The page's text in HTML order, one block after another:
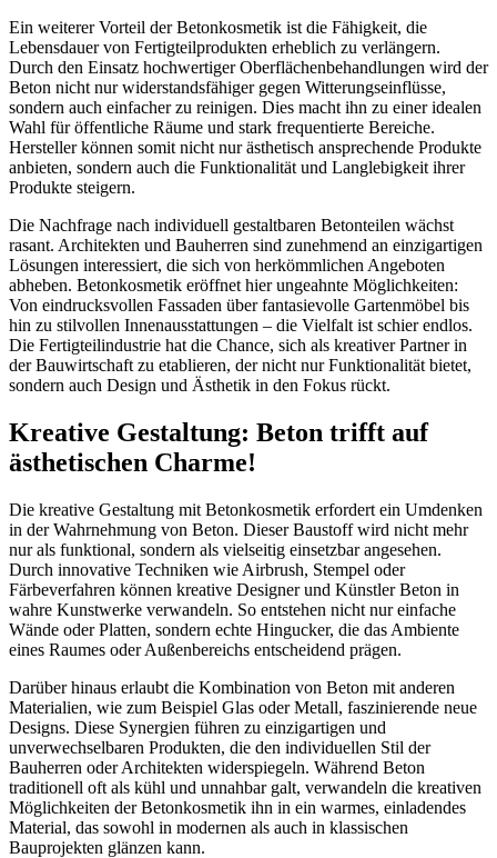
Ein weiterer Vorteil der Betonkosmetik ist die Fähigkeit, die
Lebensdauer von Fertigteilprodukten erheblich zu verlängern.
Durch den Einsatz hochwertiger Oberflächenbehandlungen wird der
Beton nicht nur widerstandsfähiger gegen Witterungseinflüsse,
sondern auch einfacher zu reinigen. Dies macht ihn zu einer idealen
Wahl für öffentliche Räume und stark frequentierte Bereiche.
Hersteller können somit nicht nur ästhetisch ansprechende Produkte
anbieten, sondern auch die Funktionalität und Langlebigkeit ihrer
Produkte steigern.
Die Nachfrage nach individuell gestaltbaren Betonteilen wächst
rasant. Architekten und Bauherren sind zunehmend an einzigartigen
Lösungen interessiert, die sich von herkömmlichen Angeboten
abheben. Betonkosmetik eröffnet hier ungeahnte Möglichkeiten:
Von eindrucksvollen Fassaden über fantasievolle Gartenmöbel bis
hin zu stilvollen Innenausstattungen – die Vielfalt ist schier endlos.
Die Fertigteilindustrie hat die Chance, sich als kreativer Partner in
der Bauwirtschaft zu etablieren, der nicht nur Funktionalität bietet,
sondern auch Design und Ästhetik in den Fokus rückt.
Kreative Gestaltung: Beton trifft auf
ästhetischen Charme!
Die kreative Gestaltung mit Betonkosmetik erfordert ein Umdenken
in der Wahrnehmung von Beton. Dieser Baustoff wird nicht mehr
nur als funktional, sondern als vielseitig einsetzbar angesehen.
Durch innovative Techniken wie Airbrush, Stempel oder
Färbeverfahren können kreative Designer und Künstler Beton in
wahre Kunstwerke verwandeln. So entstehen nicht nur einfache
Wände oder Platten, sondern echte Hingucker, die das Ambiente
eines Raumes oder Außenbereichs entscheidend prägen.
Darüber hinaus erlaubt die Kombination von Beton mit anderen
Materialien, wie zum Beispiel Glas oder Metall, faszinierende neue
Designs. Diese Synergien führen zu einzigartigen und
unverwechselbaren Produkten, die den individuellen Stil der
Bauherren oder Architekten widerspiegeln. Während Beton
traditionell oft als kühl und unnahbar galt, verwandeln die kreativen
Möglichkeiten der Betonkosmetik ihn in ein warmes, einladendes
Material, das sowohl in modernen als auch in klassischen
Bauprojekten glänzen kann.